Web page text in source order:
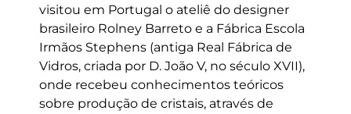
visitou em Portugal o ateliê do designer
brasileiro Rolney Barreto e a Fábrica Escola
Irmãos Stephens (antiga Real Fábrica de
Vidros, criada por D. João V, no século XVII),
onde recebeu conhecimentos teóricos
sobre produção de cristais, através de